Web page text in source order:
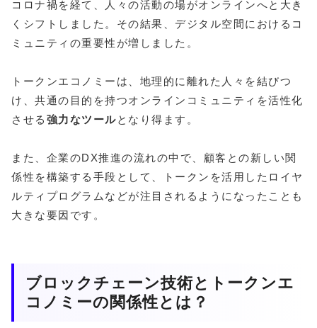
コロナ禍を経て、人々の活動の場がオンラインへと大き
くシフトしました。その結果、デジタル空間におけるコ
ミュニティの重要性が増しました。
トークンエコノミーは、地理的に離れた人々を結びつ
け、共通の目的を持つオンラインコミュニティを活性化
させる 強力なツールとなり得ます。
また、企業のDX推進の流れの中で、顧客との新しい関
係性を構築する手段として、トークンを活用したロイヤ
ルティプログラムなどが注目されるようになったことも
大きな要因です。
ブロックチェーン技術とトークンエ
コノミーの関係性とは？